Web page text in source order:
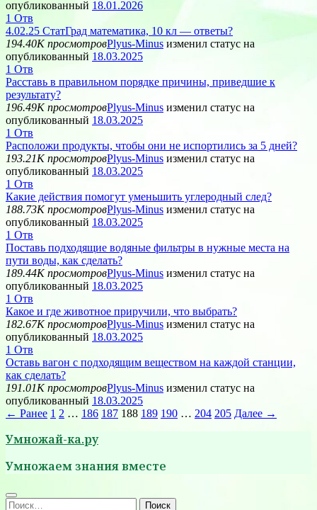
опубликованный 18.01.2026
1 Отв
4.02.25 СтатГрад математика, 10 кл — ответы?
194.40K просмотровPlyus-Minus изменил статус на
опубликованный 18.03.2025
1 Отв
Расставь в правильном порядке причины, приведшие к
результату?
196.49K просмотровPlyus-Minus изменил статус на
опубликованный 18.03.2025
1 Отв
Расположи продукты, чтобы они не испортились за 5 дней?
193.21K просмотровPlyus-Minus изменил статус на
опубликованный 18.03.2025
1 Отв
Какие действия помогут уменьшить углеродный след?
188.73K просмотровPlyus-Minus изменил статус на
опубликованный 18.03.2025
1 Отв
Поставь подходящие водяные фильтры в нужные места на
пути воды, как сделать?
189.44K просмотровPlyus-Minus изменил статус на
опубликованный 18.03.2025
1 Отв
Какое и где животное приручили, что выбрать?
182.67K просмотровPlyus-Minus изменил статус на
опубликованный 18.03.2025
1 Отв
Оставь вагон с подходящим веществом на каждой станции,
как сделать?
191.01K просмотровPlyus-Minus изменил статус на
опубликованный 18.03.2025
← Ранее 1 2 … 186 187 188 189 190 … 204 205 Далее →
Умножай-ка.ру
Умножаем знания вместе
Найти: